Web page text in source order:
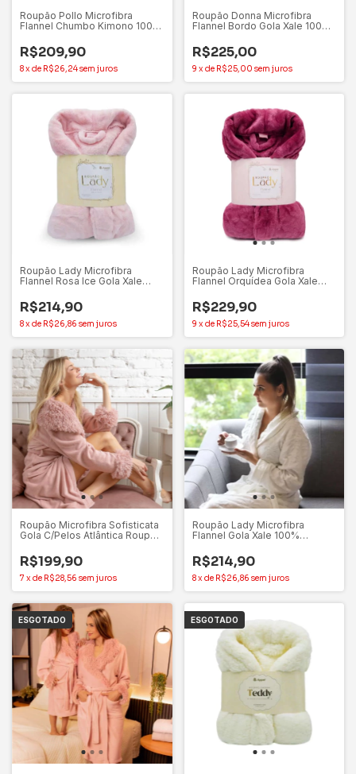
Roupão Pollo Microfibra
Flannel Chumbo Kimono 100%
R$209,90
8xde R$26,24sem juros
Roupão Donna Microfibra
Flannel Bordo Gola Xale 100%
R$225,00
9 xde R$25,00 sem juros
Roupão Lady Microfibra
Flannel Rosa Ice Gola Xale
R$214,90
8x de R$26,86 sem juros
Roupão Lady Microfibra
Flannel Orquídea Gola Xale
R$229,90
9 x de R$25,54sem juros
Roupão Microfibra Sofisticata
Gola C/Pelos Atlântica Roupão
R$199,90
7 xde R$28,56 sem juros
Roupão Lady Microfibra
Flannel Gola Xale 100%
R$214,90
8xde R$26,86 sem juros
ESGOTADO ESGOTADO